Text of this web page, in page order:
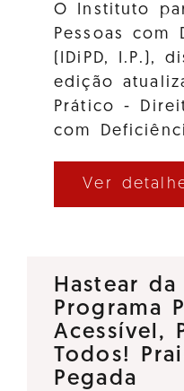
O Instituto
Pessoas com
(IDiPD, I.P.),
edição
Prático -
com
Ver
Hastear
Programa
Acessível,
Todos!
Pegada